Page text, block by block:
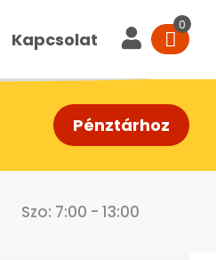
Kapcsolat
Pénztárhoz
Szo: 7:00 - 13:00